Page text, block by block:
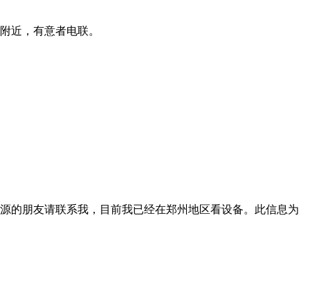
近，有意者电联。
的朋友请联系我，目前我已经在郑州地区看设备。此信息为